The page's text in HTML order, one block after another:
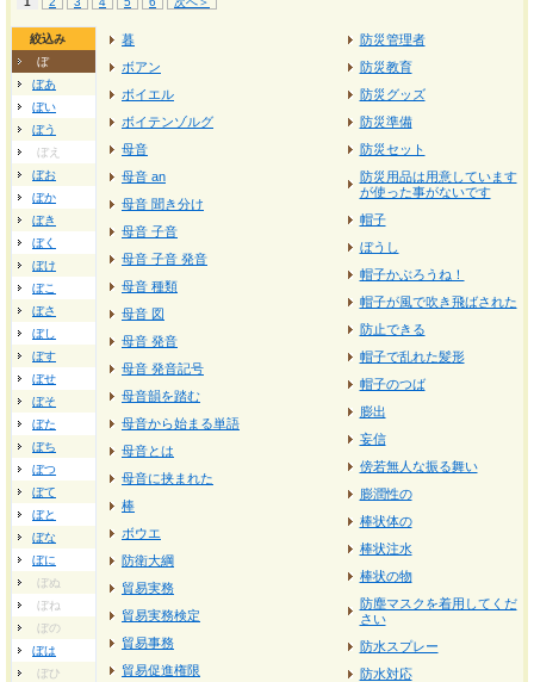
絞込み
ぼ
ぼあ
ぼい
ぼう
ぼえ
ぼお
ぼか
ぼき
ぼく
ぼけ
ぼこ
ぼさ
ぼし
ぼす
ぼせ
ぼそ
ぼた
ぼち
ぼつ
ぼて
ぼと
ぼな
ぼに
ぼぬ
ぼね
ぼの
ぼは
ぼひ
暮
ボアン
ボイエル
ボイテンゾルグ
母音
母音 an
母音 聞き分け
母音 子音
母音 子音 発音
母音 種類
母音 図
母音 発音
母音 発音記号
母音韻を踏む
母音から始まる単語
母音とは
母音に挟まれた
棒
ボウエ
防衛大綱
貿易実務
貿易実務検定
貿易事務
貿易促進権限
防災管理者
防災教育
防災グッズ
防災準備
防災セット
防災用品は用意しています
が使った事がないです
帽子
ぼうし
帽子かぶろうね！
帽子が風で吹き飛ばされた
防止できる
帽子で乱れた髪形
帽子のつば
膨出
妄信
傍若無人な振る舞い
膨潤性の
棒状体の
棒状注水
棒状の物
防塵マスクを着用してくだ
さい
防水スプレー
防水対応